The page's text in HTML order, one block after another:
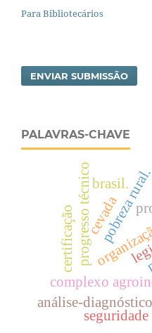
Para Bibliotecários
ENVIAR SUBMISSÃO
PALAVRAS-CHAVE
progresso técnico
complexo
análise-diagnóstico
seguridade
pobreza
certificação
brasil.
cevada